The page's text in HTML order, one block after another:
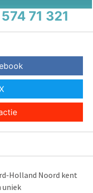
71 321
Holland Noord kent
uniek